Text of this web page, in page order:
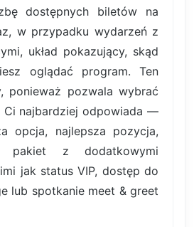
dostępnych biletów na
w przypadku wydarzeń z
układ pokazujący, skąd
oglądać program. Ten
ponieważ pozwala wybrać
Ci najbardziej odpowiada —
opcja, najlepsza pozycja,
pakiet z dodatkowymi
jak status VIP, dostęp do
lub spotkanie meet & greet